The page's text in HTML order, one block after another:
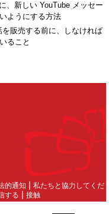
、新しい YouTube メッセー
ようにする方法
販売する前に、しなければ
ること
的通知 | 私たちと協力してくだ
する | 接触